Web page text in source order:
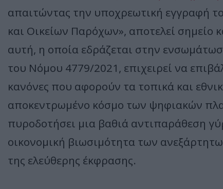
απαιτώντας την υποχρεωτική εγγραφή
και Οικείων Παρόχων», αποτελεί σημείο
αυτή, η οποία εδράζεται στην
του Νόμου 4779/2021, επιχειρεί να
κανόνες που αφορούν τα τοπικά και
αποκεντρωμένο κόσμο των ψηφιακών
πυροδοτήσει μια βαθιά αντιπαράθεση
οικονομική βιωσιμότητα των
της ελεύθερης έκφρασης.